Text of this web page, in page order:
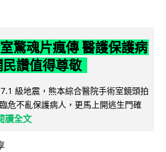
驚魂片瘋傳 醫護保護病
讚值得尊敬
級地震，熊本綜合醫院手術室鏡頭拍
危不亂保護病人，更馬上開逃生門確
讀全文